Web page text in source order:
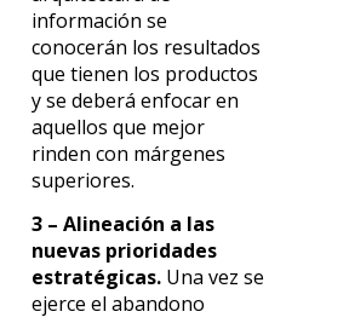
información se
conocerán los resultados
que tienen los productos
y se deberá enfocar en
aquellos que mejor
rinden con márgenes
superiores.
3 – Alineación a las
nuevas prioridades
estratégicas.Una vez se
ejerce el abandono